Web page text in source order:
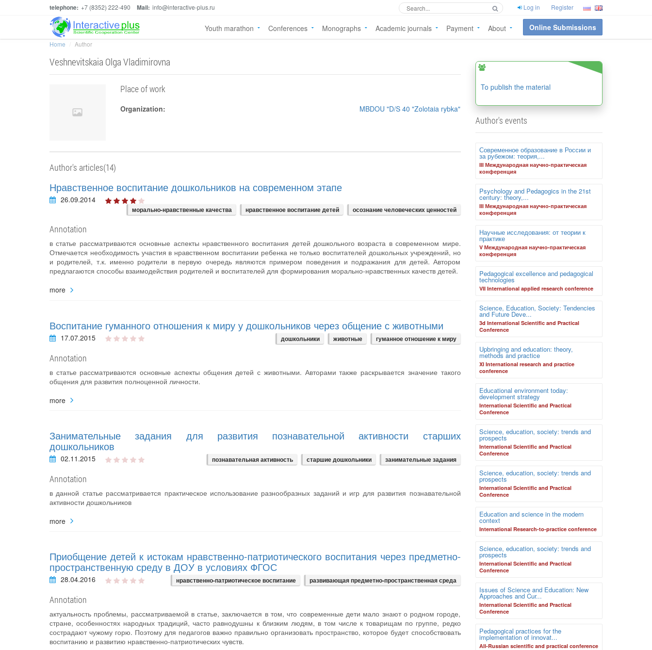
telephone: +7 (8352) 222-490 Mail: info@interactive-plus.ru Log in Register
Youth marathon Conferences Monographs Academic journals Payment About Online Submissions
Home Author
Veshnevitskaia Olga Vladimirovna
Place of work
Organization: MBDOU "D/S 40 "Zolotaia rybka"
Author's articles(14)
Нравственное воспитание дошкольников на современном этапе
26.09.2014
морально-нравственные качества нравственное воспитание детей осознание человеческих ценностей
Annotation
в статье рассматриваются основные аспекты нравственного воспитания детей дошкольного возраста в современном мире.
Отмечается необходимость участия в нравственном воспитании ребенка не только воспитателей дошкольных учреждений, но
и родителей, т.к. именно родители в первую очередь являются примером поведения и подражания для детей. Автором
предлагаются способы взаимодействия родителей и воспитателей для формирования морально-нравственных качеств детей.
more
Воспитание гуманного отношения к миру у дошкольников через общение с животными
17.07.2015 дошкольники животные гуманное отношение к миру
Annotation
в статье рассматриваются основные аспекты общения детей с животными. Авторами также раскрывается значение такого
общения для развития полноценной личности.
more
Занимательные задания для развития познавательной активности старших
дошкольников
02.11.2015 познавательная активность старшие дошкольники занимательные задания
Annotation
в данной статье рассматривается практическое использование разнообразных заданий и игр для развития познавательной
активности дошкольников
more
Приобщение детей к истокам нравственно-патриотического воспитания через предметно-
пространственную среду в ДОУ в условиях ФГОС
28.04.2016 нравственно-патриотическое воспитание развивающая предметно-пространственная среда
Annotation
актуальность проблемы, рассматриваемой в статье, заключается в том, что современные дети мало знают о родном городе,
стране, особенностях народных традиций, часто равнодушны к близким людям, в том числе к товарищам по группе, редко
сострадают чужому горю. Поэтому для педагогов важно правильно организовать пространство, которое будет способствовать
воспитанию и развитию нравственно-патриотических чувств.
To publish the material
Author's events
Современное образование в России и
за рубежом: теория,...
III Международная научно-практическая
конференция
Psychology and Pedagogics in the 21st
century: theory,...
III Международная научно-практическая
конференция
Научные исследования: от теории к
практике
V Международная научно-практическая
конференция
Pedagogical excellence and pedagogical
technologies
VII International applied research conference
Science, Education, Society: Tendencies
and Future Deve...
3d International Scientific and Practical
Conference
Upbringing and education: theory,
methods and practice
XI International research and practice
conference
Educational environment today:
development strategy
International Scientific and Practical
Conference
Science, education, society: trends and
prospects
International Scientific and Practical
Conference
Science, education, society: trends and
prospects
International Scientific and Practical
Conference
Education and science in the modern
context
International Research-to-practice conference
Science, education, society: trends and
prospects
International Scientific and Practical
Conference
Issues of Science and Education: New
Approaches and Cur...
International Scientific and Practical
Conference
Pedagogical practices for the
implementation of innovat...
Аll-Russian scientific and practical conference